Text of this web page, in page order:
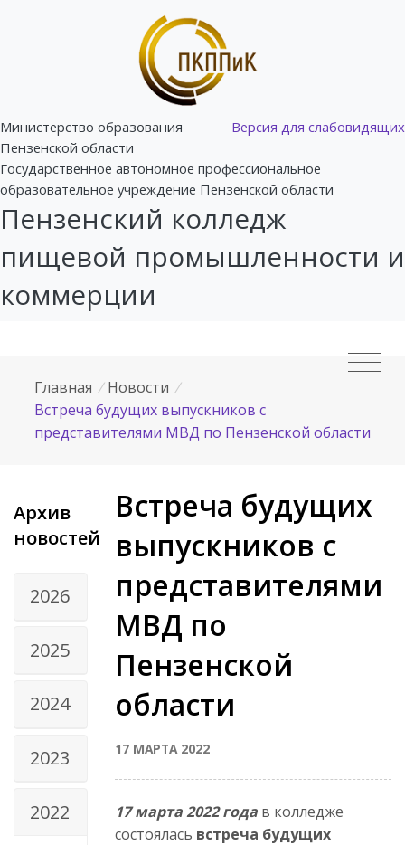
Версия для слабовидящих
Министерство образования
Пензенской области
Государственное автономное профессиональное
образовательное учреждение Пензенской области
Пензенский колледж
пищевой промышленности и
коммерции
Главная / Новости /
Встреча будущих выпускников с
представителями МВД по Пензенской области
Архив
новостей
2026
2025
2024
2023
2022
Встреча будущих
выпускников с
представителями
МВД по
Пензенской
области
17 МАРТА 2022
17 марта 2022 года в колледже
состоялась встреча будущих